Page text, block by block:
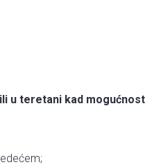
u teretani kad mogućnost